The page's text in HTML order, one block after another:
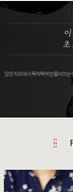
앉은 자리에서 뚝딱뚝딱 만들어지는